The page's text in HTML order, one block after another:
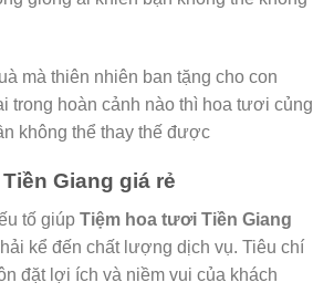
mà thiên nhiên ban tặng cho con
trong hoàn cảnh nào thì hoa tươi củng
không thể thay thế được
Giang giá rẻ
tố giúp Tiệm hoa tươi Tiền Giang
kể đến chất lượng dịch vụ. Tiêu chí
đặt lợi ích và niềm vui của khách